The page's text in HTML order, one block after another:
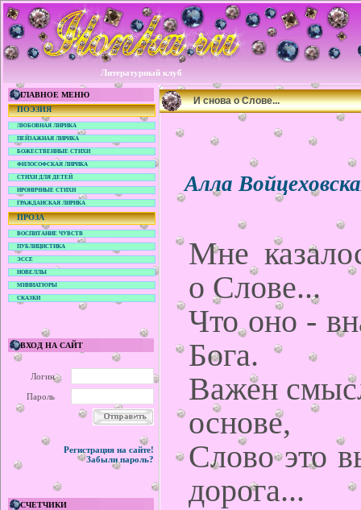
Литературный клуб
ГЛАВНОЕ МЕНЮ
ПОЭЗИЯ
ЛЮБОВНАЯ ЛИРИКА
ПЕЙЗАЖНАЯ ЛИРИКА
БОЖЕСТВЕННЫЕ СТИХИ
ФИЛОСОФСКАЯ ЛИРИКА
СТИХИ ДЛЯ ДЕТЕЙ
ИРОНИЧНЫЕ СТИХИ
ГРАЖДАНСКАЯ ЛИРИКА
ПРОЗА
ВОСПИТАНИЕ ЧУВСТВ
ПУБЛИЦИСТИКА
ЭССЕ
НОВЕЛЛЫ
МИНИАТЮРЫ
СКАЗКИ
ВХОД НА САЙТ
Логин
Пароль
Регистрация на сайте!
Забыли пароль?
СЧЕТЧИКИ
И снова о Слове...
Алла
Мне
о Слове...
Что оно -
Бога.
Важен
основе,
Слово это
дорога...